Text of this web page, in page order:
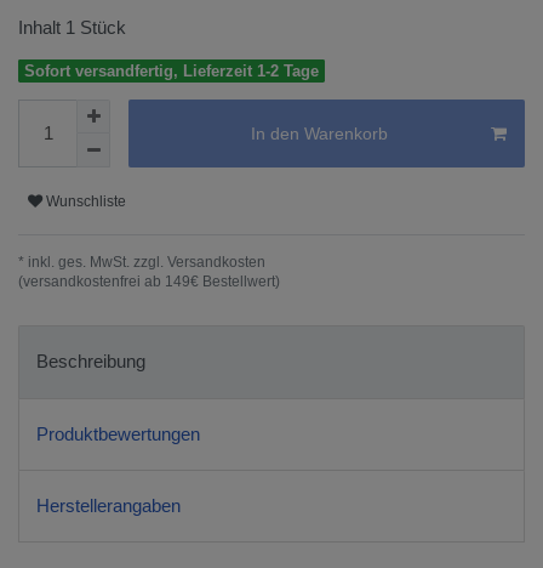
Inhalt 1 Stück
Sofort versandfertig, Lieferzeit 1-2 Tage
In den Warenkorb
Wunschliste
* inkl. ges. MwSt. zzgl. Versandkosten
(versandkostenfrei ab 149€ Bestellwert)
Beschreibung
Produktbewertungen
Herstellerangaben